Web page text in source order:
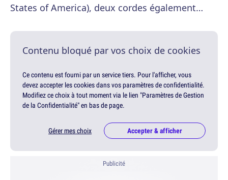
States of America), deux cordes également…
Contenu bloqué par vos choix de cookies
Ce contenu est fourni par un service tiers. Pour l'afficher, vous
devez accepter les cookies dans vos paramètres de confidentialité.
Modifiez ce choix à tout moment via le lien "Paramètres de Gestion
de la Confidentialité" en bas de page.
Gérer mes choix Accepter & afficher
Publicité